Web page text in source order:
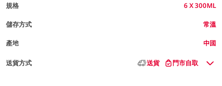
規格 6 X 300ML
儲存方式 常溫
產地 中國
送貨方式 送貨 門市自取